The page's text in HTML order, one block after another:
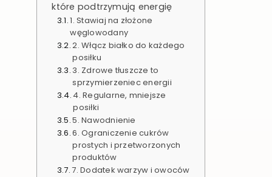
które podtrzymują energię
1. Stawiaj na złożone
węglowodany
2. Włącz białko do każdego
posiłku
3. Zdrowe tłuszcze to
sprzymierzeniec energii
4. Regularne, mniejsze
posiłki
5. Nawodnienie
6. Ograniczenie cukrów
prostych i przetworzonych
produktów
7. Dodatek warzyw i owoców